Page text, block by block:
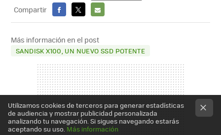
Compartir
FACEBOOK
X
E-
MAIL
Más información en el post
SANDISK X100, UN NUEVO SSD POTENTE
Utilizamos cookies de terceros para generar estadísticas
de audiencia y mostrar publicidad personalizada
analizando tu navegación. Si sigues navegando estarás
aceptando su uso. Más información